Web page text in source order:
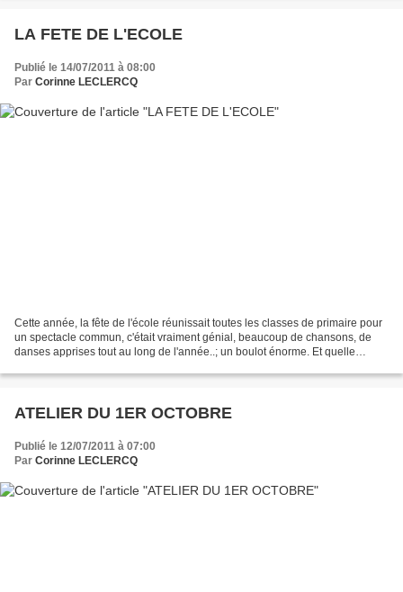
LA FETE DE L'ECOLE
Publié le 14/07/2011 à 08:00
Par Corinne LECLERCQ
Cette année, la fête de l'école réunissait toutes les classes de primaire pour
un spectacle commun, c'était vraiment génial, beaucoup de chansons, de
danses apprises tout au long de l'année..; un boulot énorme. Et quelle
ATELIER DU 1ER OCTOBRE
Publié le 12/07/2011 à 07:00
Par Corinne LECLERCQ